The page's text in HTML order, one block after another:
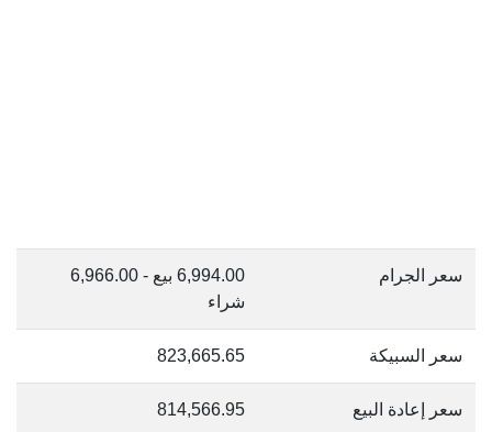
سعر الجرام
6,994.00 بيع - 6,966.00
شراء
سعر السبيكة 823,665.65
سعر إعادة البيع 814,566.95